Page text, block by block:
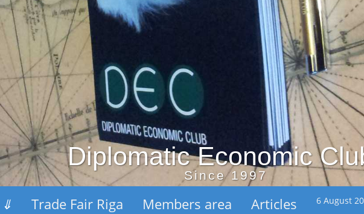
Diplomatic Economic
Since 1997
⇓ Trade Fair Riga Members area Articles 6 August